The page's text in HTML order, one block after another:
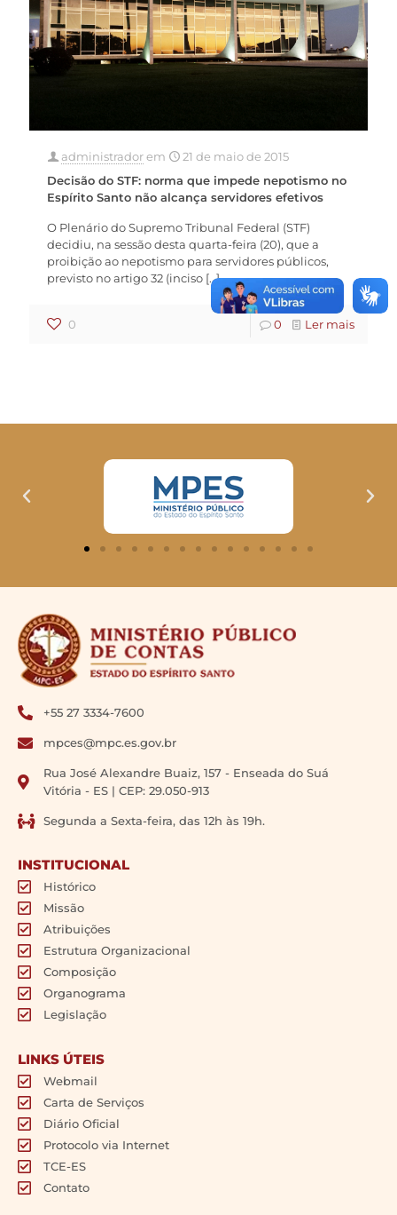
administradorem
21 de maio de 2015
Decisão do STF: norma que impede nepotismo no
Espírito Santo não alcança servidores efetivos
O Plenário do Supremo Tribunal Federal (STF)
decidiu, na sessão desta quarta-feira (20), que a
proibição ao nepotismo para servidores públicos,
previsto no artigo 32 (inciso […]
0 0 Ler mais
+55 27 3334-7600
mpces@mpc.es.gov.br
Rua José Alexandre Buaiz, 157 - Enseada do Suá
Vitória - ES | CEP: 29.050-913
Segunda a Sexta-feira, das 12h às 19h.
INSTITUCIONAL
Histórico
Missão
Atribuições
Estrutura Organizacional
Composição
Organograma
Legislação
LINKS ÚTEIS
Webmail
Carta de Serviços
Diário Oficial
Protocolo via Internet
TCE-ES
Contato